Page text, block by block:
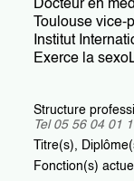
Docteur en
Toulouse
Institut
Exerce la
Structure
Tel 05 56 04 01
Titre(s),
Fonction(s)